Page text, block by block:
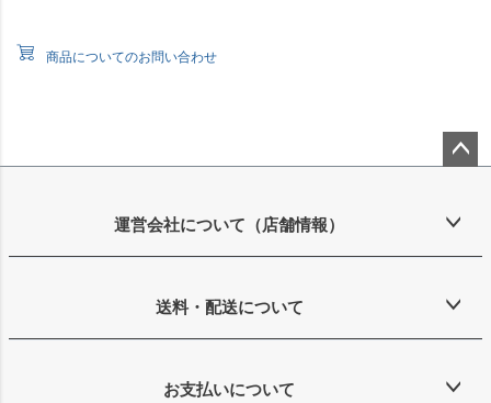
商品についてのお問い合わせ
ップ
運営会社について（店舗情報）
送料・配送について
お支払いについて